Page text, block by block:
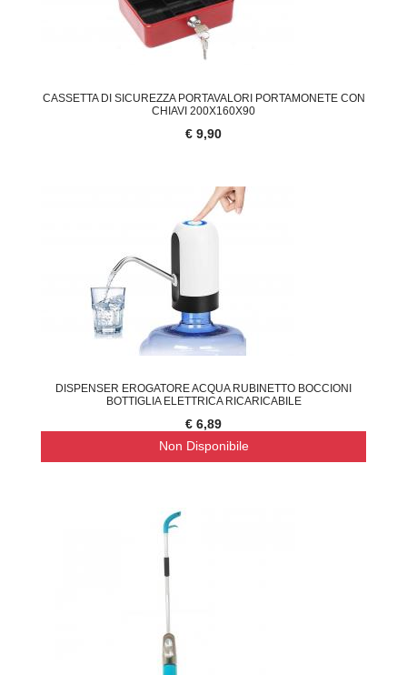
CASSETTA DI SICUREZZA PORTAVALORI PORTAMONETE CON
CHIAVI 200X160X90
€ 9,90
DISPENSER EROGATORE ACQUA RUBINETTO BOCCIONI
BOTTIGLIA ELETTRICA RICARICABILE
€ 6,89
Non Disponibile